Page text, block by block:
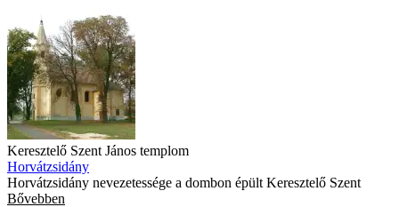
Keresztelő Szent János templom
Horvátzsidány
Horvátzsidány nevezetessége a dombon épült Keresztelő Szent
Bővebben